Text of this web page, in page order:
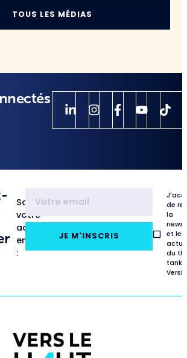
TOUS LES MÉDIAS
Saisissez
votre
adresse
email
:
JE M'INSCRIS
de
la
et les
du
tank